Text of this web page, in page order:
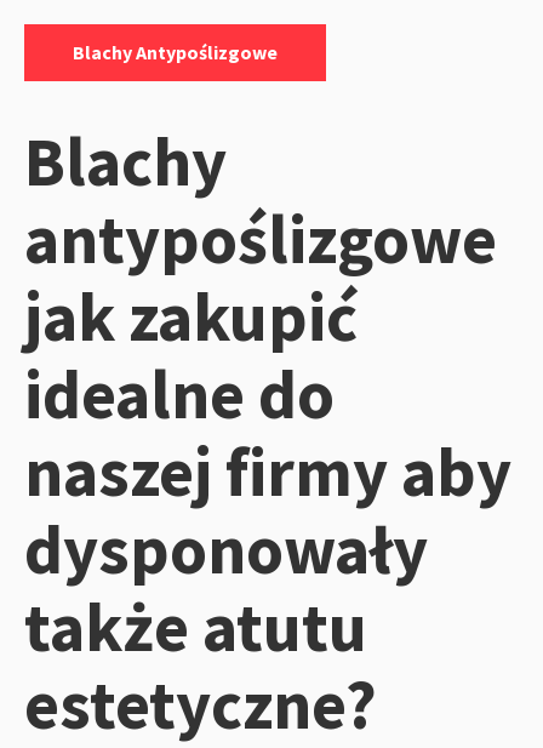
Blachy Antypoślizgowe
Blachy
antypoślizgowe
jak zakupić
idealne do
naszej firmy aby
dysponowały
także atutu
estetyczne?